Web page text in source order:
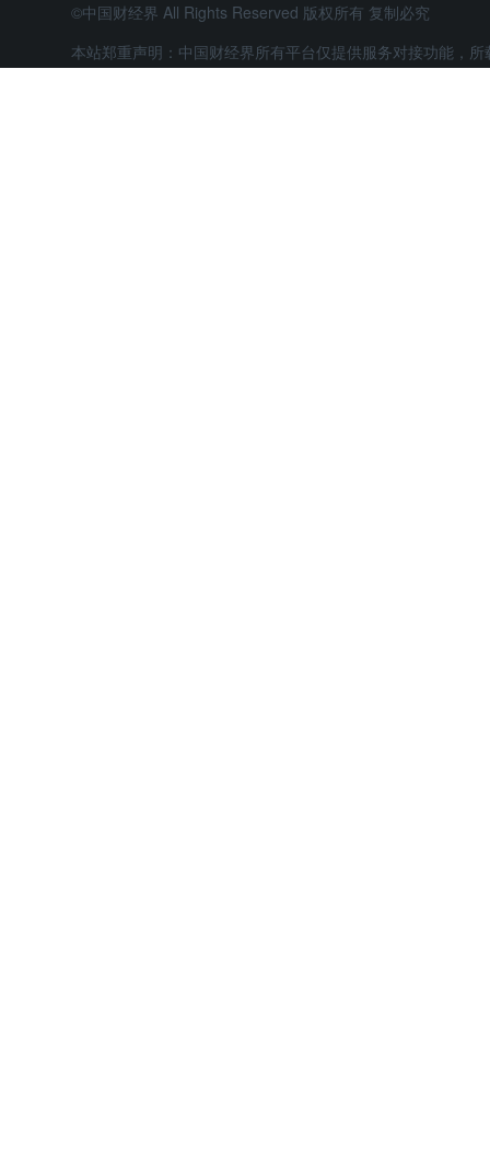
©中国财经界 All Rights Reserved 版权所有 复制必究
本站郑重声明：中国财经界所有平台仅提供服务对接功能，